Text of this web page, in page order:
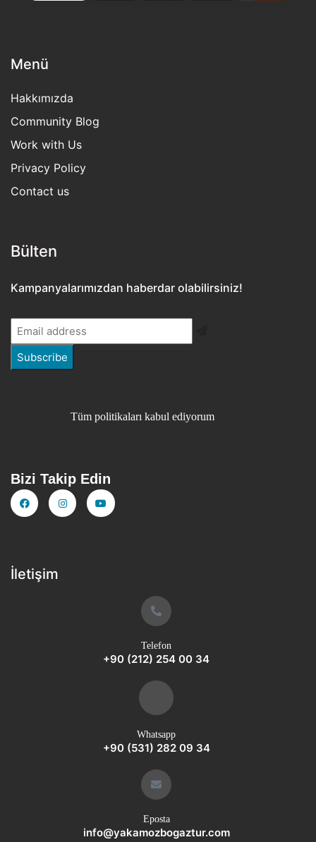
Menü
Hakkımızda
Community Blog
Work with Us
Privacy Policy
Contact us
Bülten​
Kampanyalarımızdan haberdar olabilirsiniz!
Tüm politikaları kabul ediyorum
Bizi Takip Edin
İletişim
Telefon
+90 (212) 254 00 34
Whatsapp
+90 (531) 282 09 34
Eposta
info@yakamozbogaztur.com